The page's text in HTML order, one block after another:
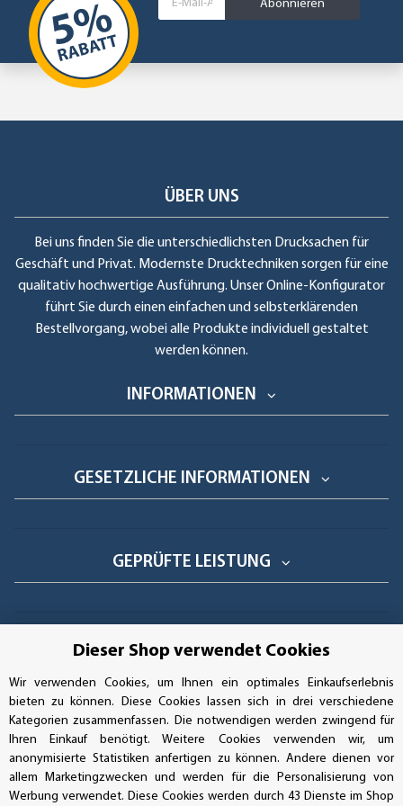
Abonnieren
ÜBER UNS
Bei uns finden Sie die unterschiedlichsten Drucksachen für
Geschäft und Privat. Modernste Drucktechniken sorgen für eine
qualitativ hochwertige Ausführung. Unser Online-Konfigurator
führt Sie durch einen einfachen und selbsterklärenden
Bestellvorgang, wobei alle Produkte individuell gestaltet
werden können.
INFORMATIONEN
GESETZLICHE INFORMATIONEN
GEPRÜFTE LEISTUNG
AUFKLEBERDEALER STORE
Handwerkerring 1, D-39326 Wolmirstedt
Bestellungen/Support: +49 (0)39-201-28-98-10
Buchhaltung: +49 (0)39-201-28-98-17
Dieser Shop verwendet Cookies
Wir verwenden Cookies, um Ihnen ein optimales Einkaufserlebnis
bieten zu können. Diese Cookies lassen sich in drei verschiedene
Kategorien zusammenfassen. Die notwendigen werden zwingend für
Ihren Einkauf benötigt. Weitere Cookies verwenden wir, um
anonymisierte Statistiken anfertigen zu können. Andere dienen vor
allem Marketingzwecken und werden für die Personalisierung von
Werbung verwendet. Diese Cookies werden durch 43 Dienste im Shop